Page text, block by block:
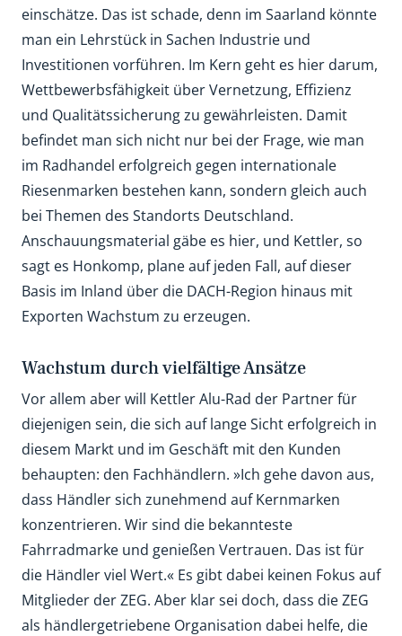
einschätze. Das ist schade, denn im Saarland könnte
man ein Lehrstück in Sachen Industrie und
Investitionen vorführen. Im Kern geht es hier darum,
Wettbewerbsfähigkeit über Vernetzung, Effizienz
und Qualitätssicherung zu gewährleisten. Damit
befindet man sich nicht nur bei der Frage, wie man
im Radhandel erfolgreich gegen internationale
Riesenmarken bestehen kann, sondern gleich auch
bei Themen des Standorts Deutschland.
Anschauungsmaterial gäbe es hier, und Kettler, so
sagt es Honkomp, plane auf jeden Fall, auf dieser
Basis im Inland über die DACH-Region hinaus mit
Exporten Wachstum zu erzeugen.
Wachstum durch vielfältige Ansätze
Vor allem aber will Kettler Alu-Rad der Partner für
diejenigen sein, die sich auf lange Sicht erfolgreich in
diesem Markt und im Geschäft mit den Kunden
behaupten: den Fachhändlern. »Ich gehe davon aus,
dass Händler sich zunehmend auf Kernmarken
konzentrieren. Wir sind die bekannteste
Fahrradmarke und genießen Vertrauen. Das ist für
die Händler viel Wert.« Es gibt dabei keinen Fokus auf
Mitglieder der ZEG. Aber klar sei doch, dass die ZEG
als händlergetriebene Organisation dabei helfe, die